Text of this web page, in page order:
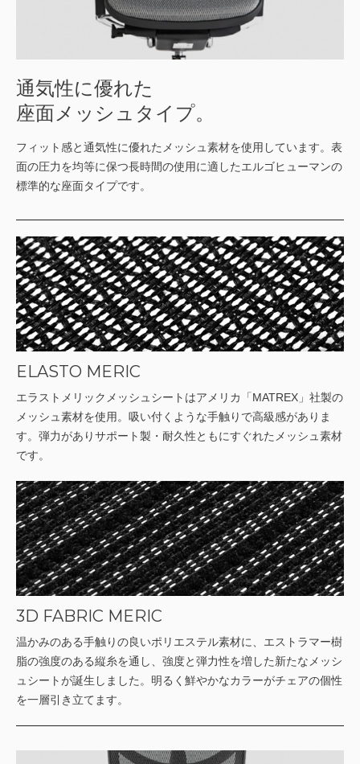
通気性に優れた
座面メッシュタイプ。
フィット感と通気性に優れたメッシュ素材を使用しています。表
面の圧力を均等に保つ長時間の使用に適したエルゴヒューマンの
標準的な座面タイプです。
ELASTO MERIC
エラストメリックメッシュシートはアメリカ「MATREX」社製の
メッシュ素材を使用。吸い付くような手触りで高級感がありま
す。弾力がありサポート製・耐久性ともにすぐれたメッシュ素材
です。
3D FABRIC MERIC
温かみのある手触りの良いポリエステル素材に、エストラマー樹
脂の強度のある縦糸を通し、強度と弾力性を増した新たなメッシ
ュシートが誕生しました。明るく鮮やかなカラーがチェアの個性
を一層引き立てます。